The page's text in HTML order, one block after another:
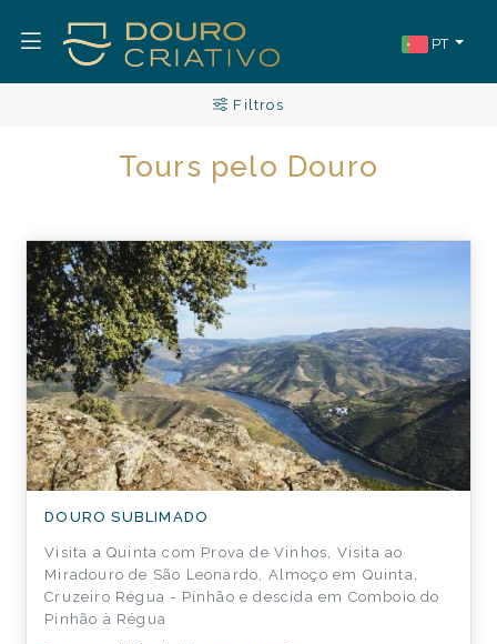
PT
Filtros
Tours pelo Douro
DOURO SUBLIMADO
Visita a Quinta com Prova de Vinhos, Visita ao
Miradouro de São Leonardo, Almoço em Quinta,
Cruzeiro Régua - Pinhão e descida em Comboio do
Pinhão à Régua